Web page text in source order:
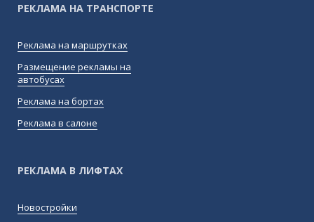
РЕКЛАМА НА ТРАНСПОРТЕ
Реклама на маршрутках
Размещение рекламы на
автобусах
Реклама на бортах
Реклама в салоне
РЕКЛАМА В ЛИФТАХ
Новостройки